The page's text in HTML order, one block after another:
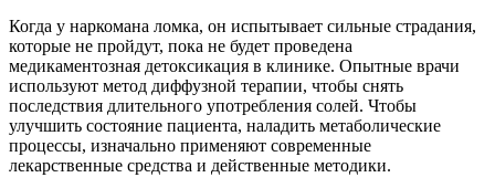
Когда у наркомана ломка, он испытывает сильные страдания,
которые не пройдут, пока не будет проведена
медикаментозная детоксикация в клинике. Опытные врачи
используют метод диффузной терапии, чтобы снять
последствия длительного употребления солей. Чтобы
улучшить состояние пациента, наладить метаболические
процессы, изначально применяют современные
лекарственные средства и действенные методики.